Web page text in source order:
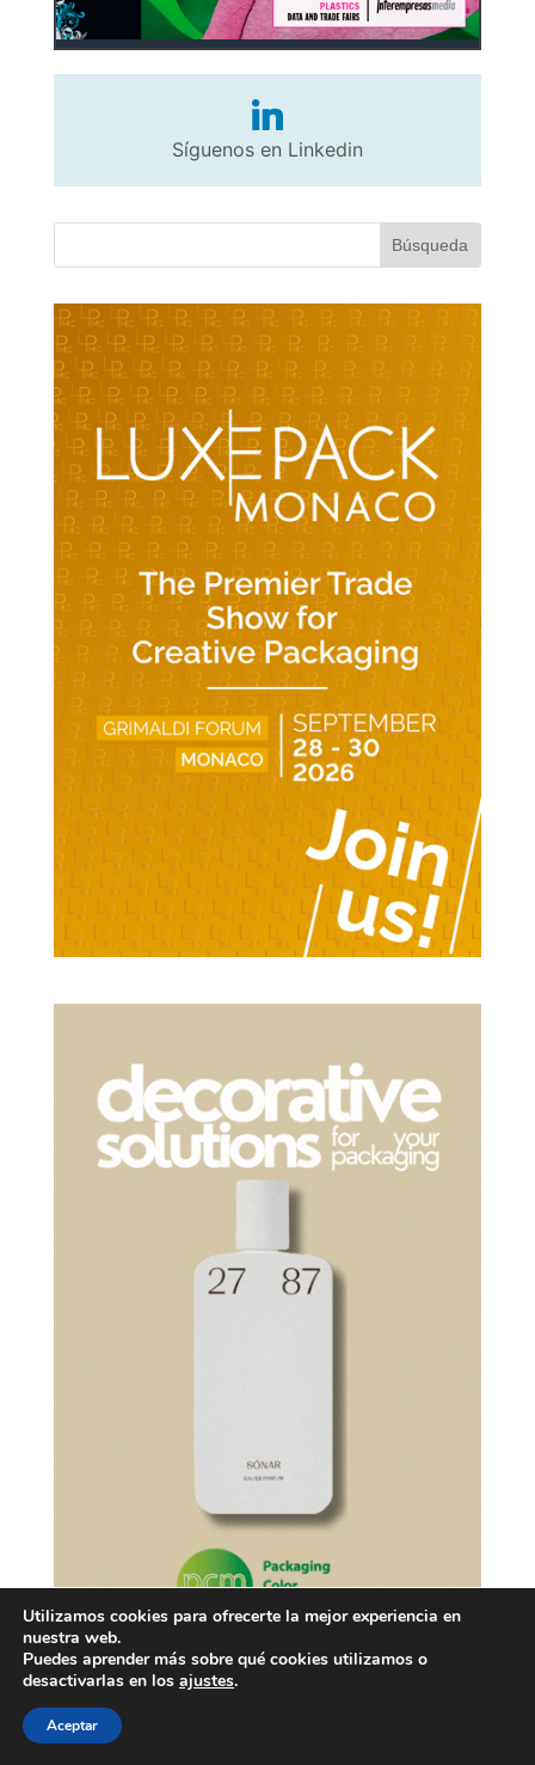
Síguenos en Linkedin
Utilizamos cookies para ofrecerte la mejor experiencia en
nuestra web.
Puedes aprender más sobre qué cookies utilizamos o
desactivarlas en los ajustes.
Aceptar